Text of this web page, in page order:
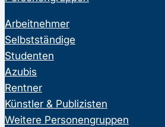
Arbeitnehmer
Selbstständige
Studenten
Azubis
Rentner
Künstler & Publizisten
Weitere Personengruppen